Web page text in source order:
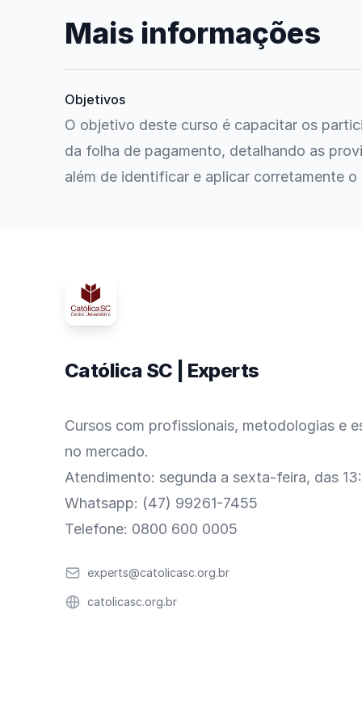
Mais informações
Objetivos
O objetivo deste curso é capacitar os
da folha de pagamento, detalhando as
além de identificar e aplicar corretamente
Católica SC | Experts
Cursos com profissionais, metodologias e
no mercado.
Atendimento: segunda a sexta-feira, das
Whatsapp: (47) 99261-7455
Telefone: 0800 600 0005
Emailexperts@catolicasc.org.br
Websitecatolicasc.org.br